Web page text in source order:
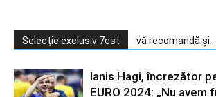
Selecție exclusiv 7est vă recomandă și ...
Ianis Hagi, încrezător
EURO 2024: „Nu avem